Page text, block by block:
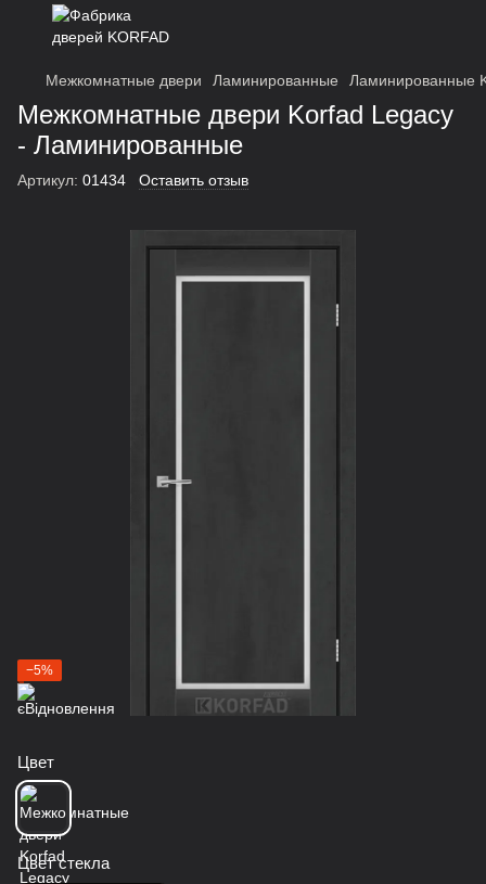
Межкомнатные двери Ламинированные Ламинированные
Межкомнатные двери Korfad Legacy
- Ламинированные
Артикул: 01434 Оставить отзыв
−5%
Цвет
Цвет стекла